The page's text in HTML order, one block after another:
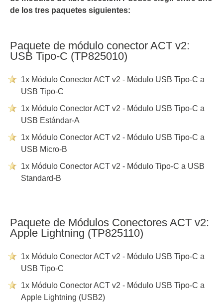
de los tres paquetes siguientes:
Paquete de módulo conector ACT v2:
USB Tipo-C (TP825010)
1x Módulo Conector ACT v2 - Módulo USB Tipo-C a
USB Tipo-C
1x Módulo Conector ACT v2 - Módulo USB Tipo-C a
USB Estándar-A
1x Módulo Conector ACT v2 - Módulo USB Tipo-C a
USB Micro-B
1x Módulo Conector ACT v2 - Módulo Tipo-C a USB
Standard-B
Paquete de Módulos Conectores ACT v2:
Apple Lightning (TP825110)
1x Módulo Conector ACT v2 - Módulo USB Tipo-C a
USB Tipo-C
1x Módulo Conector ACT v2 - Módulo USB Tipo-C a
Apple Lightning (USB2)